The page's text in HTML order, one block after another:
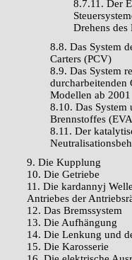
8.7.11. Der
Drehens
8.8. Das System
Carters (PCV)
8.9. Das System
durcharbeitenden
Modellen ab 2001
8.10. Das
Brennstoffes
8.11. Der
9. Die Kupplung
10. Die Getriebe
11. Die kardannyj
Antriebes der
12. Das Bremssystem
13. Die Aufhängung
14. Die Lenkung und
15. Die Karosserie